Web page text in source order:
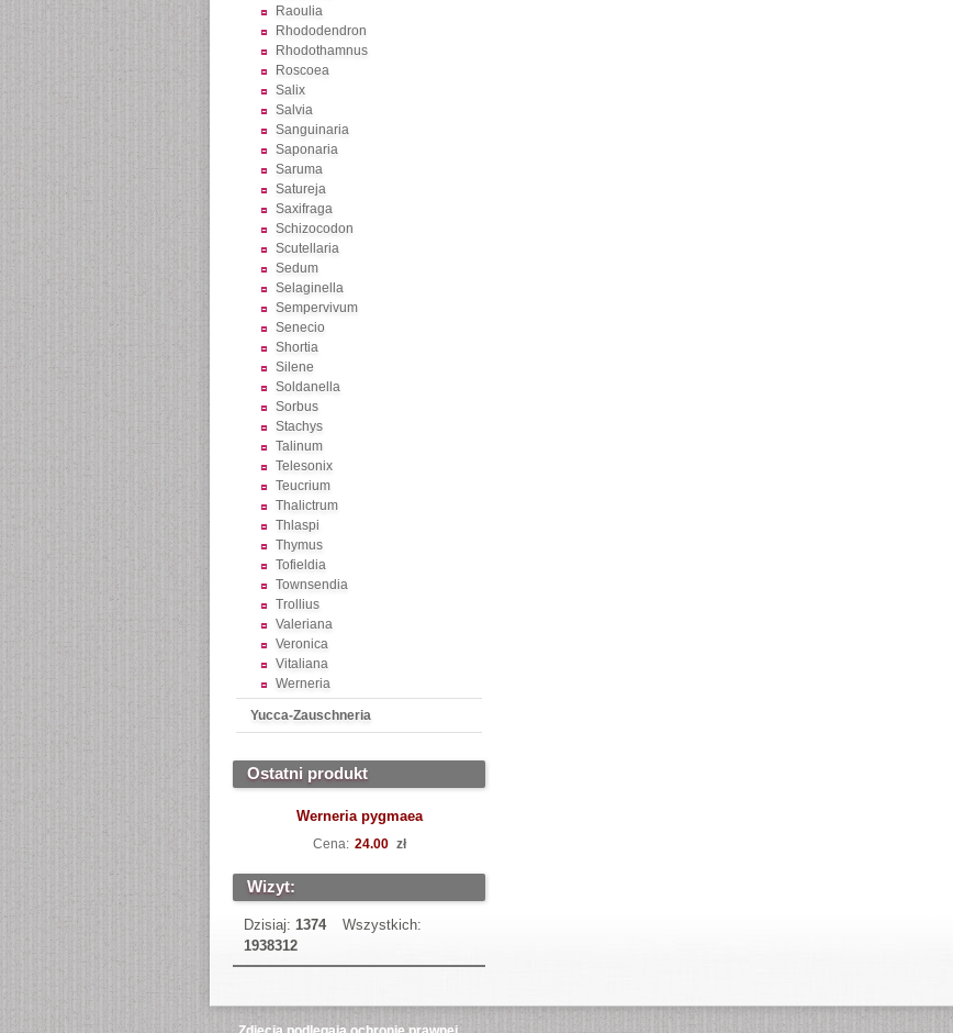
Raoulia
Rhododendron
Rhodothamnus
Roscoea
Salix
Salvia
Sanguinaria
Saponaria
Saruma
Satureja
Saxifraga
Schizocodon
Scutellaria
Sedum
Selaginella
Sempervivum
Senecio
Shortia
Silene
Soldanella
Sorbus
Stachys
Talinum
Telesonix
Teucrium
Thalictrum
Thlaspi
Thymus
Tofieldia
Townsendia
Trollius
Valeriana
Veronica
Vitaliana
Werneria
Yucca-Zauschneria
Ostatni produkt
Werneria pygmaea
Cena: 24.00 zł
Wizyt:
Dzisiaj: 1374
Wszystkich:
1938312